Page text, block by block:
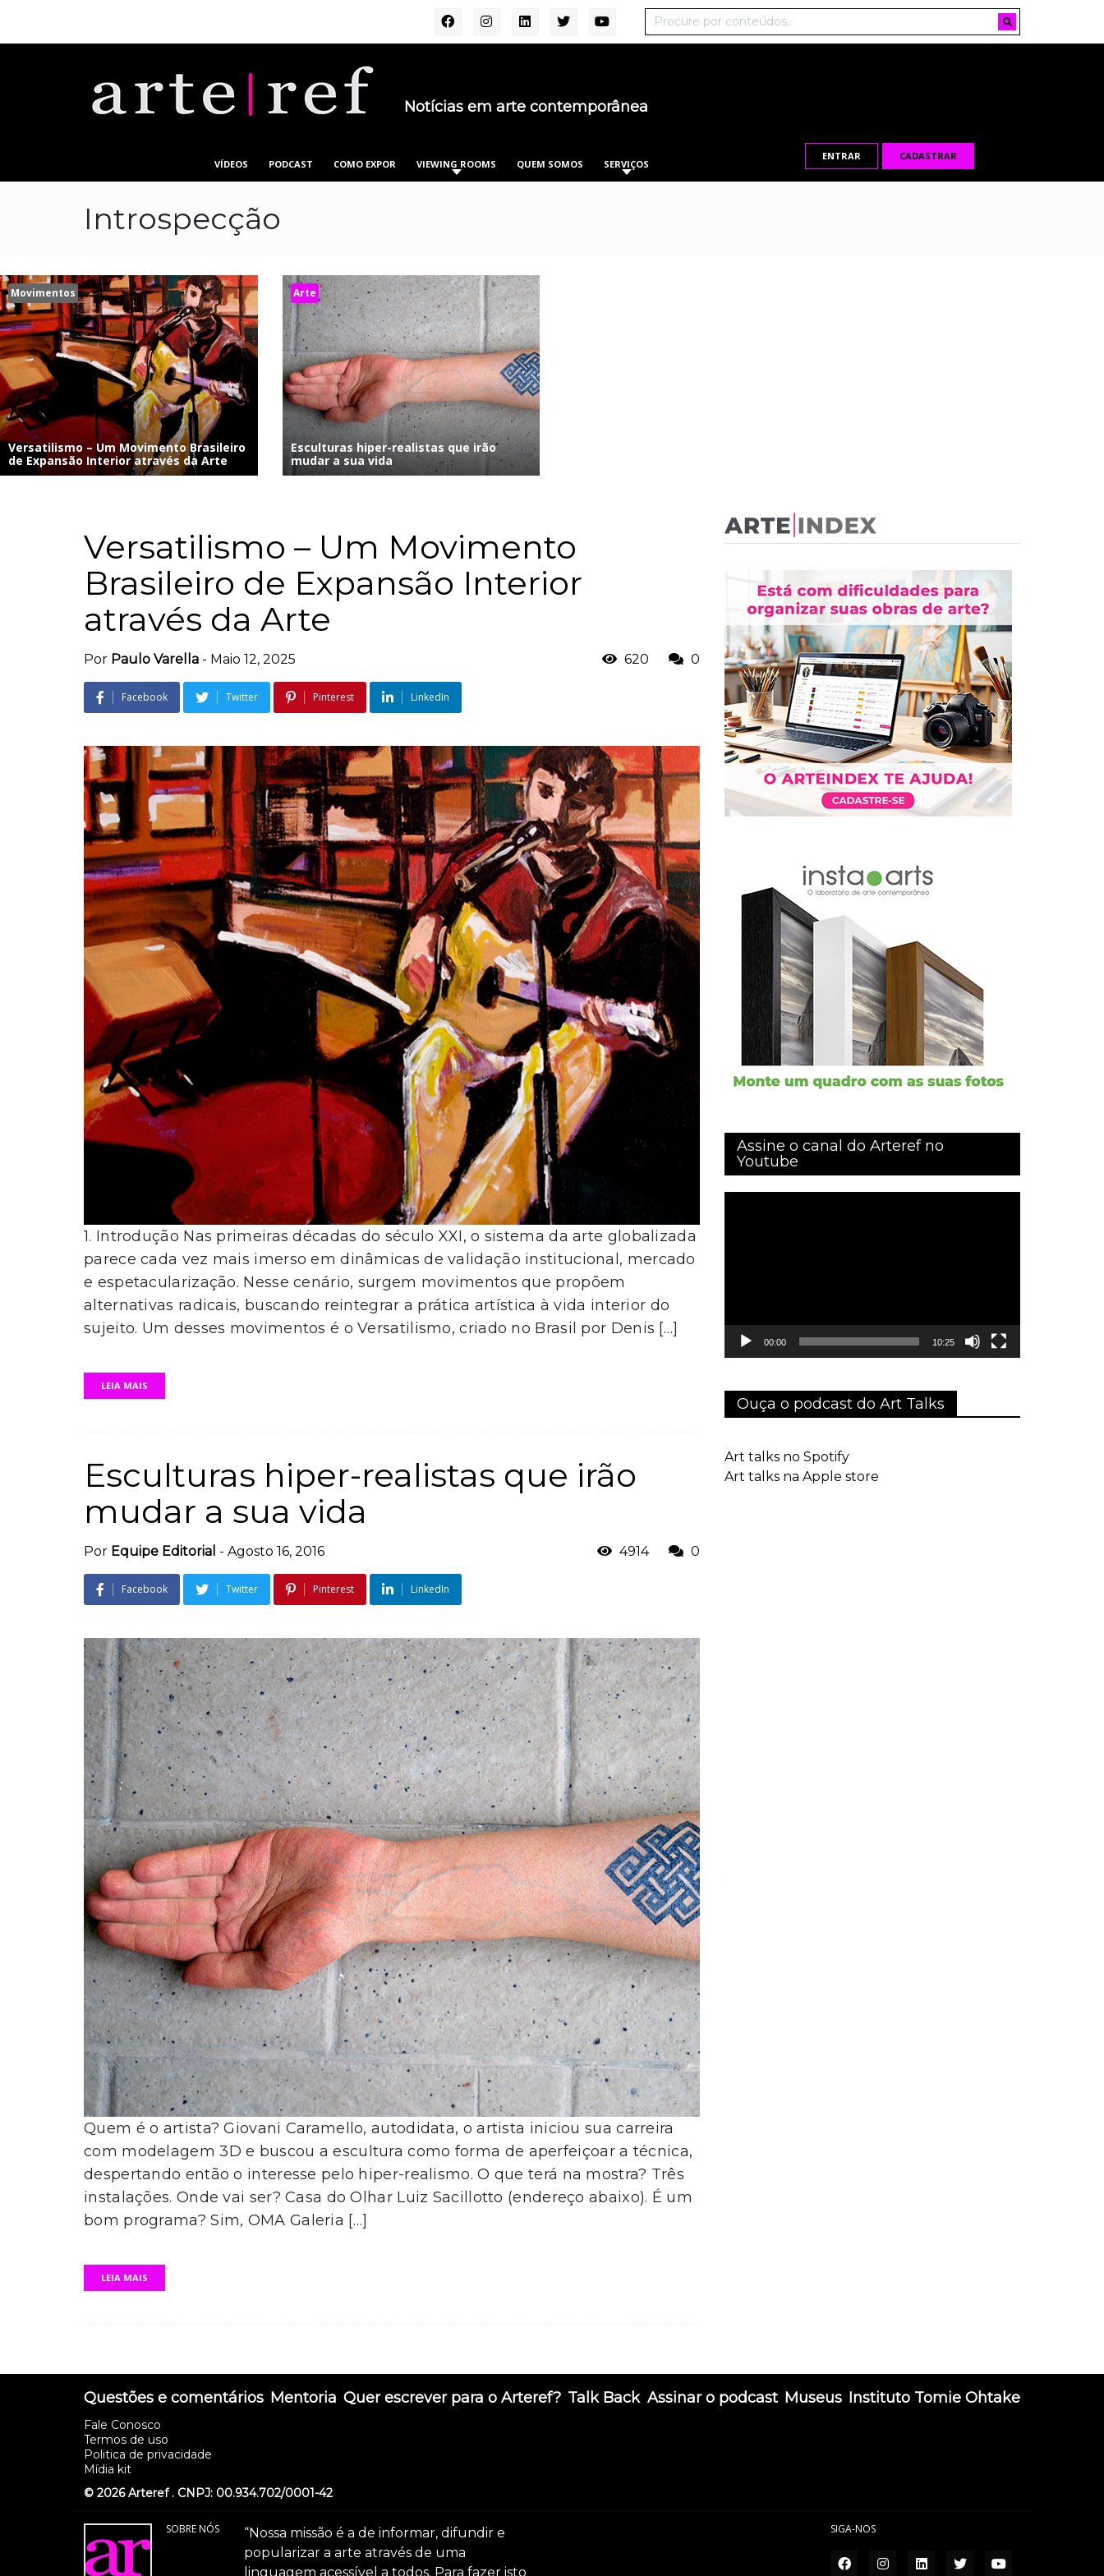
Notícias em arte contemporânea
VÍDEOS PODCAST COMO EXPOR VIEWING ROOMS QUEM SOMOS SERVIÇOS
ENTRAR CADASTRAR
Introspecção
Movimentos
Versatilismo – Um Movimento Brasileiro
de Expansão Interior através da Arte
Arte
Esculturas hiper-realistas que irão
mudar a sua vida
Versatilismo – Um Movimento
Brasileiro de Expansão Interior
através da Arte
Por Paulo Varella - Maio 12, 2025 620 0
Facebook Twitter Pinterest LinkedIn
1. Introdução Nas primeiras décadas do século XXI, o sistema da arte globalizada
parece cada vez mais imerso em dinâmicas de validação institucional, mercado
e espetacularização. Nesse cenário, surgem movimentos que propõem
alternativas radicais, buscando reintegrar a prática artística à vida interior do
sujeito. Um desses movimentos é o Versatilismo, criado no Brasil por Denis […]
LEIA MAIS
Esculturas hiper-realistas que irão
mudar a sua vida
Por Equipe Editorial - Agosto 16, 2016 4914 0
Facebook Twitter Pinterest LinkedIn
Quem é o artista? Giovani Caramello, autodidata, o artista iniciou sua carreira
com modelagem 3D e buscou a escultura como forma de aperfeiçoar a técnica,
despertando então o interesse pelo hiper-realismo. O que terá na mostra? Três
instalações. Onde vai ser? Casa do Olhar Luiz Sacillotto (endereço abaixo). É um
bom programa? Sim, OMA Galeria […]
LEIA MAIS
Assine o canal do Arteref no
Youtube
00:00 10:25
Ouça o podcast do Art Talks
Art talks no Spotify
Art talks na Apple store
Questões e comentários
Fale Conosco
Termos de uso
Politica de privacidade
Mídia kit
Mentoria Quer escrever para o Arteref? Talk Back Assinar o podcast Museus Instituto Tomie Ohtake
© 2026 Arteref . CNPJ: 00.934.702/0001-42
SOBRE NÓS
“Nossa missão é a de informar, difundir e
popularizar a arte através de uma
linguagem acessível a todos. Para fazer isto
SIGA-NOS